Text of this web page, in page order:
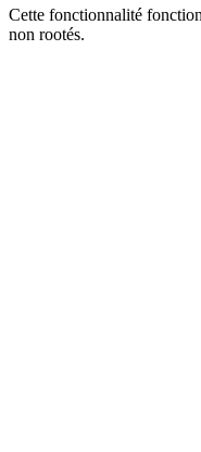
Cette fonctionnalité
non rootés.